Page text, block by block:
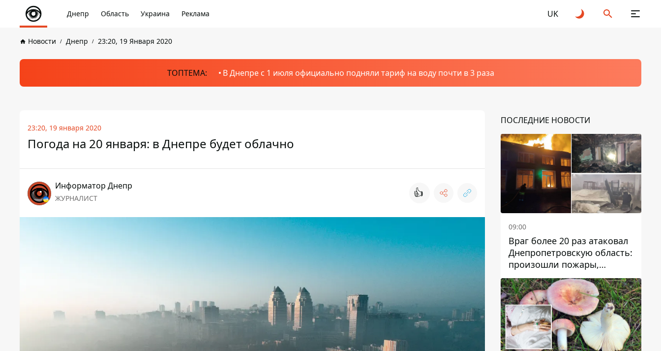
Днепр Область Украина Реклама UK
Новости Днепр 23:20, 19 Января 2020
ТОПТЕМА: В Днепре с 1 июля официально подняли тариф на воду почти в 3 раза
23:20, 19 января 2020
Погода на 20 января: в Днепре будет облачно
Информатор Днепр
ЖУРНАЛИСТ 👍
ПОСЛЕДНИЕ НОВОСТИ
09:00
Враг более 20 раз атаковал
Днепропетровскую область:
произошли пожары,
повреждены дома,
инфраструктура и авто